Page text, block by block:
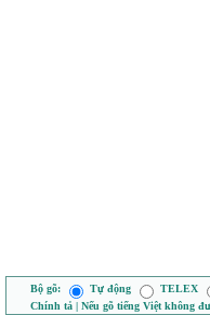
Bộ gõ: Tự động TELEX
Chính tả | Nếu gõ tiếng Việt không